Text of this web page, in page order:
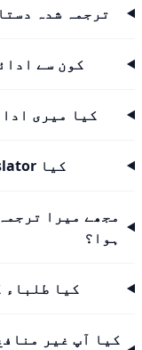
ترجمہ شدہ
کون سے
کیا میری
کیا OpenL Doc Translator مفت ہے؟
مجھے میرا
ہوا؟
کیا طلباء
کیا آپ غیر